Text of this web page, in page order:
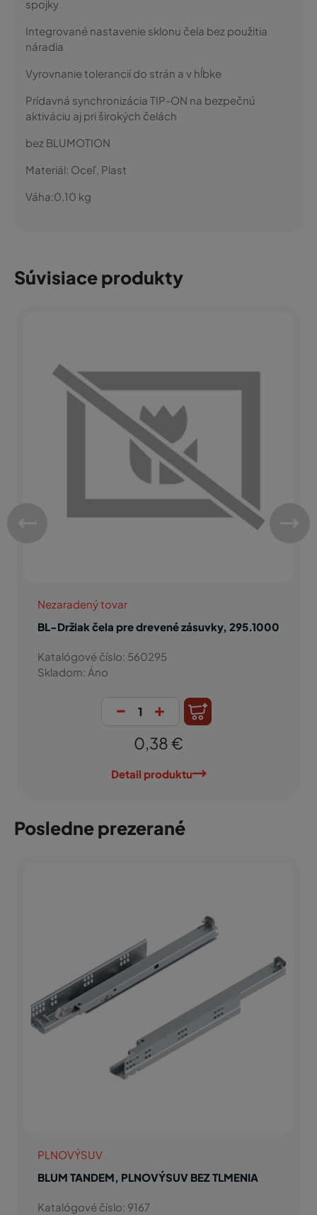
spojky
Integrované nastavenie sklonu čela bez použitia
náradia
Vyrovnanie tolerancií do strán a v hĺbke
Prídavná synchronizácia TIP-ON na bezpečnú
aktiváciu aj pri širokých čelách
bez BLUMOTION
Materiál: Oceľ, Plast
Váha:0,10 kg
Súvisiace produkty
Nezaradený tovar
BL-Držiak čela pre drevené zásuvky, 295.1000
Katalógové číslo: 560295
Skladom: Áno
- +
0,38 €
Detail produktu
Posledne prezerané
PLNOVÝSUV
BLUM TANDEM, PLNOVÝSUV BEZ TLMENIA
Katalógové číslo: 9167